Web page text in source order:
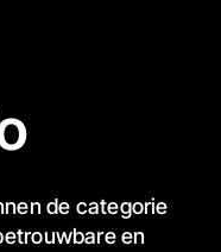
de categorie
en